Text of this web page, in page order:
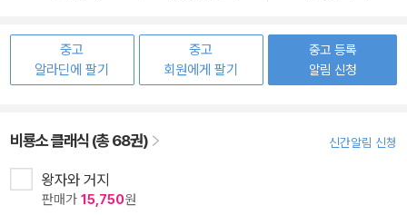
중고
알라딘에 팔기
중고
회원에게 팔기
중고 등록
알림 신청
비룡소 클래식 (총 68권) 신간알림 신청
왕자와 거지
판매가 15,750원